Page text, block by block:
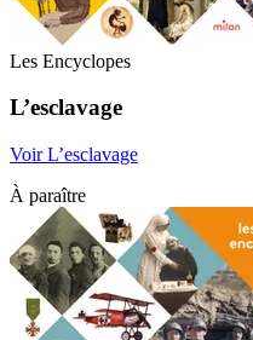
Les Encyclopes
L’esclavage
Voir L’esclavage
À paraître